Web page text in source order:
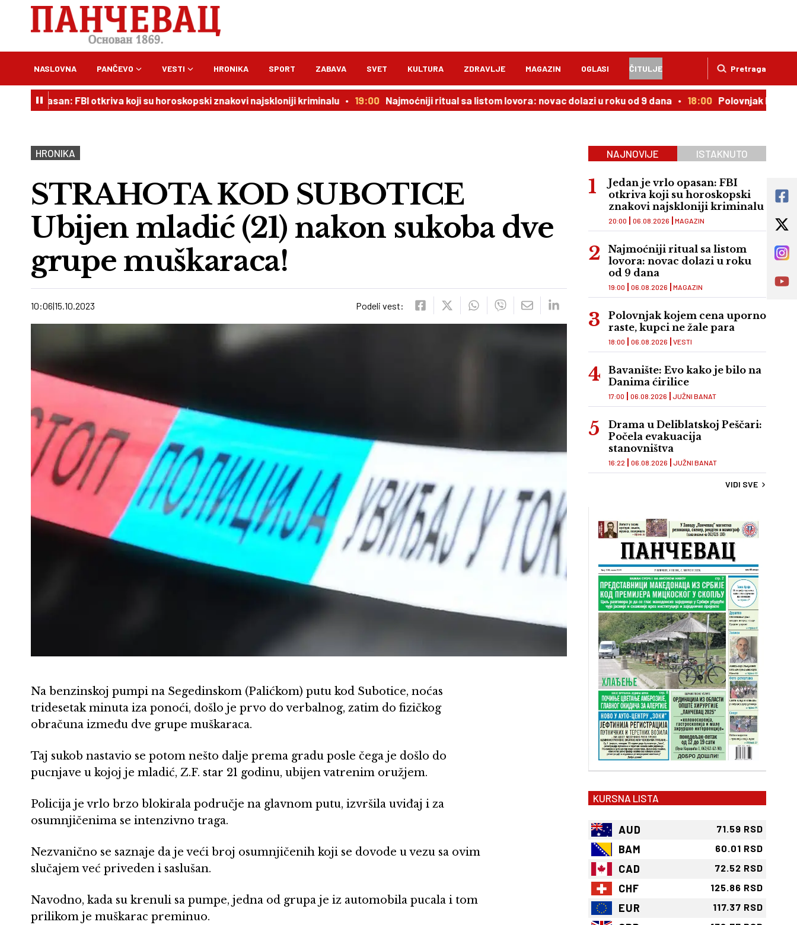
Pretraga
NASLOVNA PANČEVO VESTI HRONIKA SPORT ZABAVA SVET KULTURA ZDRAVLJE MAGAZIN OGLASI ČITULJE
FBI otkriva koji su horoskopski znakovi najskloniji kriminalu 19:00 Najmoćniji ritual sa listom lovora: novac dolazi u roku od 9 dana 18:00 Polovnjak kojem cena
HRONIKA
STRAHOTA KOD SUBOTICE
Ubijen mladić (21) nakon sukoba dve
grupe muškaraca!
10:06 15.10.2023 Podeli vest:
Na benzinskoj pumpi na Segedinskom (Palićkom) putu kod Subotice, noćas
tridesetak minuta iza ponoći, došlo je prvo do verbalnog, zatim do fizičkog
obračuna između dve grupe muškaraca.
Taj sukob nastavio se potom nešto dalje prema gradu posle čega je došlo do
pucnjave u kojoj je mladić, Z.F. star 21 godinu, ubijen vatrenim oružjem.
Policija je vrlo brzo blokirala područje na glavnom putu, izvršila uviđaj i za
osumnjičenima se intenzivno traga.
Nezvanično se saznaje da je veći broj osumnjičenih koji se dovode u vezu sa ovim
slučajem već priveden i saslušan.
Navodno, kada su krenuli sa pumpe, jedna od grupa je iz automobila pucala i tom
prilikom je muškarac preminuo.
NAJNOVIJE ISTAKNUTO
Jedan je vrlo opasan: FBI
otkriva koji su horoskopski
znakovi najskloniji kriminalu
MAGAZIN
20:00 06.08.2026
Najmoćniji ritual sa listom
lovora: novac dolazi u roku
od 9 dana
MAGAZIN
19:00 06.08.2026
Polovnjak kojem cena uporno
raste, kupci ne žale para
VESTI
18:00 06.08.2026
Bavanište: Evo kako je bilo na
Danima ćirilice
JUŽNI BANAT
17:00 06.08.2026
Drama u Deliblatskoj Peščari:
Počela evakuacija
stanovništva
JUŽNI BANAT
16:22 06.08.2026
VIDI SVE
KURSNA LISTA
AUD 71.59 RSD
BAM 60.01 RSD
CAD 72.52 RSD
CHF 125.86 RSD
EUR 117.37 RSD